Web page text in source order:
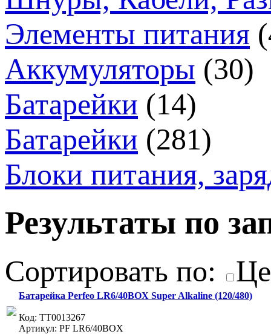
Элементы питания
Аккумуляторы (30)
Батарейки (14)
Батарейки (281)
Блоки питания,
Результаты по
Сортировать по:
Батарейка Perfeo LR6/40BOX Super Alkaline (120/480)
Код: ТТ0013267
Артикул: PF LR6/40BOX